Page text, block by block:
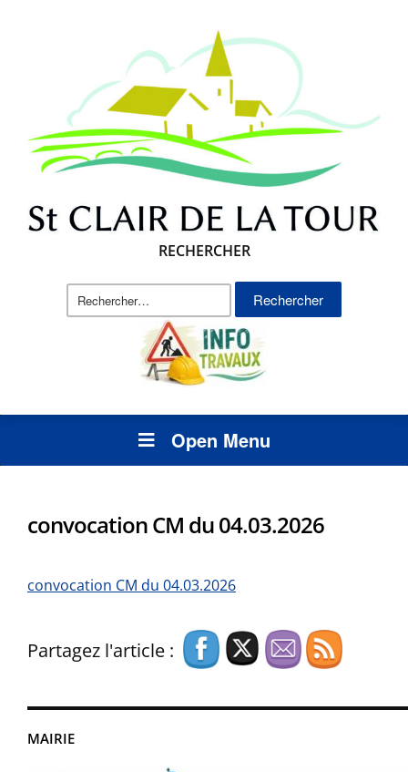
RECHERCHER
Rechercher :
Open Menu
MAIRIE
convocation CM du 04.03.2026
convocation CM du 04.03.2026
Partagez l'article :